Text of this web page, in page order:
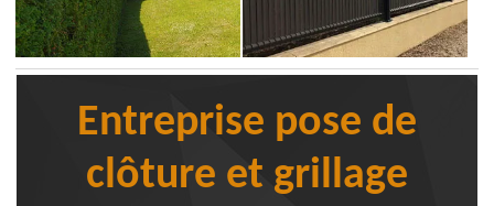
Entreprise pose de
clôture et grillage